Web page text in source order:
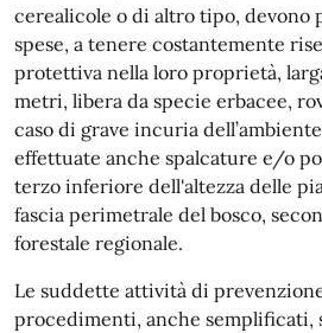
cerealicole o di altro tipo, devono
spese, a tenere costantemente
protettiva nella loro proprietà,
metri, libera da specie erbacee,
caso di grave incuria
effettuate anche spalcature e/o
terzo inferiore dell'altezza delle
fascia perimetrale del bosco,
forestale regionale.
Le suddette attività di
procedimenti, anche semplificati,